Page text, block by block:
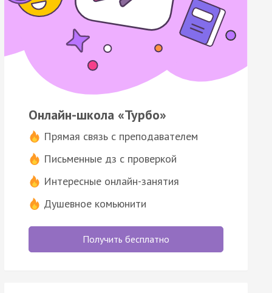
Онлайн-школа «Турбо»
Прямая связь с преподавателем
Письменные дз с проверкой
Интересные онлайн-занятия
Душевное комьюнити
Получить бесплатно